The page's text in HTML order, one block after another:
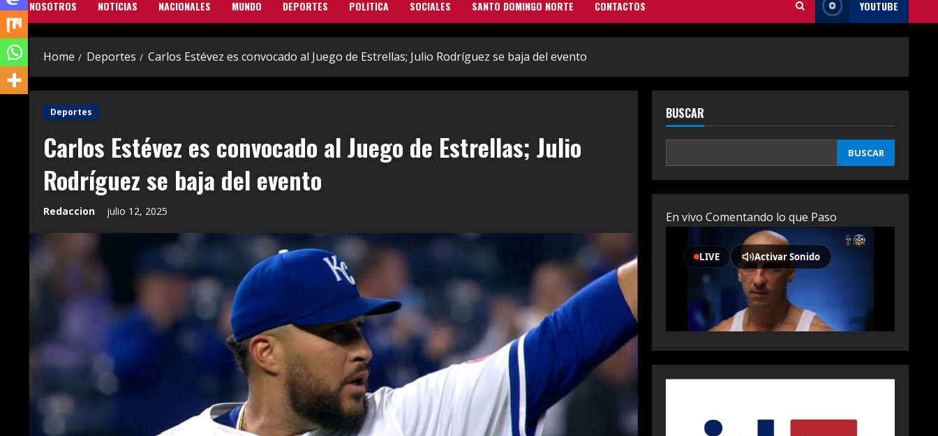
NOSOTROS NOTICIAS NACIONALES MUNDO DEPORTES POLITICA SOCIALES SANTO DOMINGO NORTE CONTACTOS YOUTUBE
Home Deportes Carlos Estévez es convocado al Juego de Estrellas; Julio Rodríguez se baja del evento
Deportes
Carlos Estévez es convocado al Juego de Estrellas; Julio
Rodríguez se baja del evento
Redaccion julio 12, 2025
BUSCAR
BUSCAR
En vivo Comentando lo que Paso